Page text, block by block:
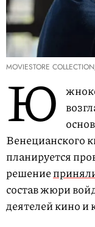
MOVIESTORE
Ю
Венецианского
планируется
решение
состав жюри
деятелей кино и